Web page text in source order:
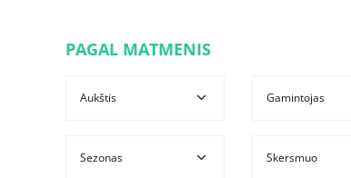
PAGAL MATMENIS